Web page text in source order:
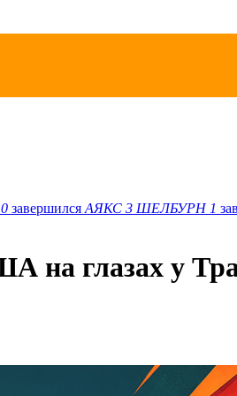
0 завершился АЯКС 3 ШЕЛБУРН 1
на глазах у